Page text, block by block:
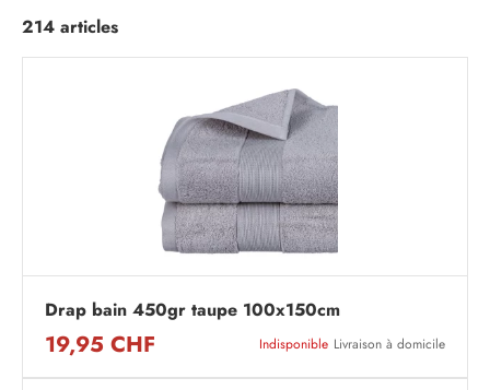
Drap bain 450gr taupe 100x150cm
19,95 CHF Indisponible Livraison à domicile
214 articles